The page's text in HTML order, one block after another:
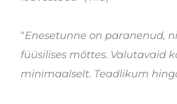
“Enesetunne on paranenud,
füüsilises mõttes. Valutavaid
minimaalselt. Teadlikum